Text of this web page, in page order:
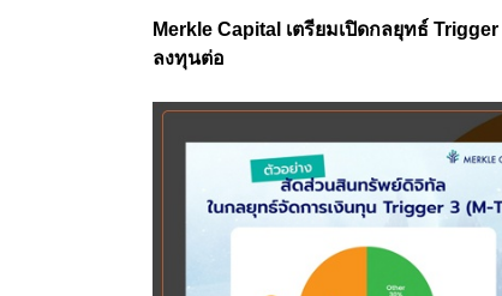
Merkle Capital เตรียมเปิดกลยุทธ์
ลงทุนต่อ